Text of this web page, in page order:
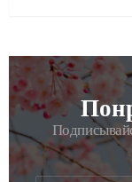
РАССЫЛКА